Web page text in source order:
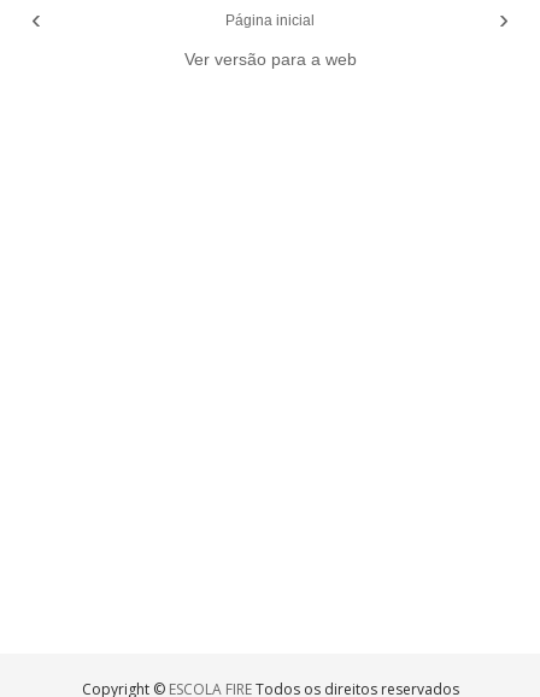
‹ ›
Página inicial
Ver versão para a web
Copyright © ESCOLA FIRETodos os direitos reservados